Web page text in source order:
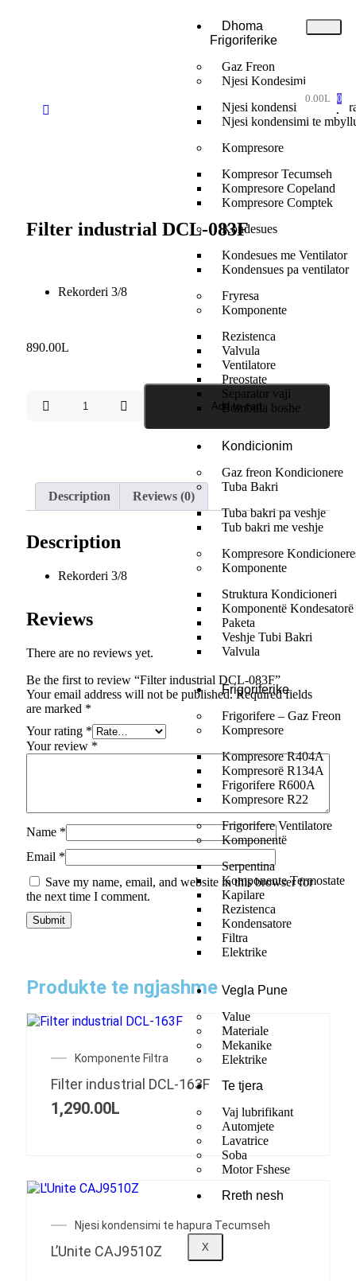
Dhoma
Frigoriferike
Gaz Freon
Njesi Kondesimi
Njesi kondensimi te
Njesi kondensimi te
Kompresore
Kompresor Tecumseh
Kompresore Copeland
Kompresore Comptek
Kondesues
Kondesues me Ventilator
Kondensues pa ventilator
Fryresa
Komponente
Rezistenca
Valvula
Ventilatore
Preostate
Separator vaji
Bombula boshe
Kondicionim
Gaz freon Kondicionere
Tuba Bakri
Tuba bakri pa veshje
Tub bakri me veshje
Kompresore
Komponente
Struktura Kondicioneri
Komponentë Kondesatorë
Paketa
Veshje Tubi Bakri
Valvula
Frigoriferike
Frigorifere – Gaz Freon
Kompresore
Kompresore R404A
Kompresorë R134A
Frigorifere R600A
Kompresore R22
Frigorifere Ventilatore
Komponentë
Serpentina
Komponente Termostate
Kapilare
Rezistenca
Kondensatore
Filtra
Elektrike
Vegla Pune
Value
Materiale
Mekanike
Elektrike
Te tjera
Vaj lubrifikant
Automjete
Lavatrice
Soba
Motor Fshese
Rreth nesh
X
0.00L 0
Filter industrial DCL-083F
Rekorderi 3/8
890.00L
Add to cart
Description Reviews (0)
Description
Rekorderi 3/8
Reviews
There are no reviews yet.
Be the first to review “Filter industrial DCL-083F”
Your email address will not be published. Required fields
are marked *
Your rating *
Your review *
Name *
Email *
Save my name, email, and website in this browser for
the next time I comment.
Produkte te ngjashme
Komponente Filtra
Filter industrial DCL-163F
1,290.00L
Njesi kondensimi te hapura Tecumseh
L’Unite CAJ9510Z